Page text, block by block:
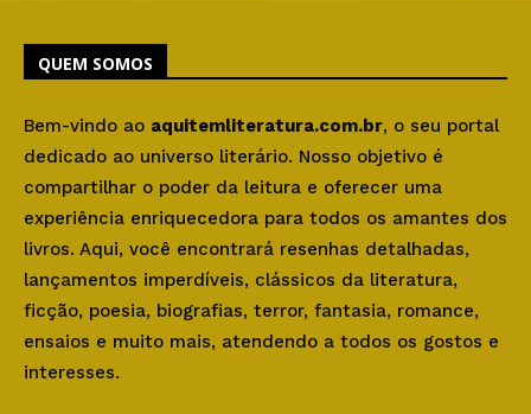
QUEM SOMOS
Bem-vindo ao aquitemliteratura.com.br, o seu portal
dedicado ao universo literário. Nosso objetivo é
compartilhar o poder da leitura e oferecer uma
experiência enriquecedora para todos os amantes dos
livros. Aqui, você encontrará resenhas detalhadas,
lançamentos imperdíveis, clássicos da literatura,
ficção, poesia, biografias, terror, fantasia, romance,
ensaios e muito mais, atendendo a todos os gostos e
interesses.